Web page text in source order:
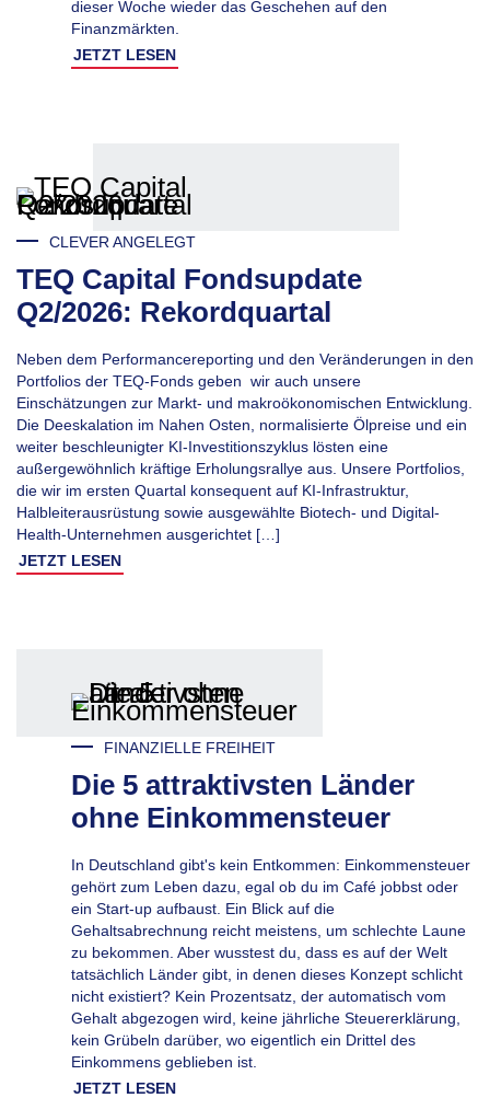
dieser Woche wieder das Geschehen auf den
Finanzmärkten.
JETZT LESEN
CLEVER ANGELEGT
TEQ Capital Fondsupdate
Q2/2026: Rekordquartal
Neben dem Performancereporting und den Veränderungen in den
Portfolios der TEQ-Fonds geben wir auch unsere
Einschätzungen zur Markt- und makroökonomischen Entwicklung.
Die Deeskalation im Nahen Osten, normalisierte Ölpreise und ein
weiter beschleunigter KI-Investitionszyklus lösten eine
außergewöhnlich kräftige Erholungsrallye aus. Unsere Portfolios,
die wir im ersten Quartal konsequent auf KI-Infrastruktur,
Halbleiterausrüstung sowie ausgewählte Biotech- und Digital-
Health-Unternehmen ausgerichtet […]
JETZT LESEN
FINANZIELLE FREIHEIT
Die 5 attraktivsten Länder
ohne Einkommensteuer
In Deutschland gibt's kein Entkommen: Einkommensteuer
gehört zum Leben dazu, egal ob du im Café jobbst oder
ein Start-up aufbaust. Ein Blick auf die
Gehaltsabrechnung reicht meistens, um schlechte Laune
zu bekommen. Aber wusstest du, dass es auf der Welt
tatsächlich Länder gibt, in denen dieses Konzept schlicht
nicht existiert? Kein Prozentsatz, der automatisch vom
Gehalt abgezogen wird, keine jährliche Steuererklärung,
kein Grübeln darüber, wo eigentlich ein Drittel des
Einkommens geblieben ist.
JETZT LESEN